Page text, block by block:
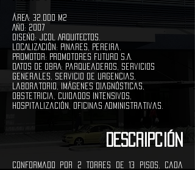
ÁREA: 32.000 M2
AÑO: 2007
DISEÑO: JCDL ARQUITECTOS.
LOCALIZACIÓN: Pinares, Pereira.
PROMOTOR: Promotores Futuro S.A.
DATOS DE OBRA: Parqueaderos, Servicios
Generales, Servicio de Urgencias,
Laboratorio, Imágenes diagnósticas,
Obstetricia, Cuidados Intensivos,
Hospitalización, Oficinas Administrativas.
DESCRIPCIÓN
Conformado por 2 torres de 13 pisos, cada